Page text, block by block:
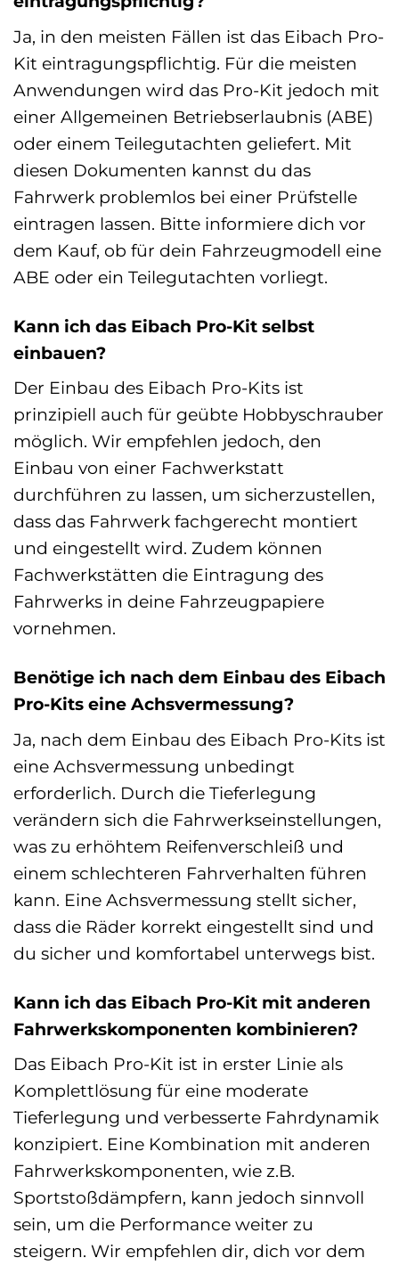
Ja, in den meisten Fällen ist das Eibach Pro-
Kit eintragungspflichtig. Für die meisten
Anwendungen wird das Pro-Kit jedoch mit
einer Allgemeinen Betriebserlaubnis (ABE)
oder einem Teilegutachten geliefert. Mit
diesen Dokumenten kannst du das
Fahrwerk problemlos bei einer Prüfstelle
eintragen lassen. Bitte informiere dich vor
dem Kauf, ob für dein Fahrzeugmodell eine
ABE oder ein Teilegutachten vorliegt.
Kann ich das Eibach Pro-Kit selbst
einbauen?
Der Einbau des Eibach Pro-Kits ist
prinzipiell auch für geübte Hobbyschrauber
möglich. Wir empfehlen jedoch, den
Einbau von einer Fachwerkstatt
durchführen zu lassen, um sicherzustellen,
dass das Fahrwerk fachgerecht montiert
und eingestellt wird. Zudem können
Fachwerkstätten die Eintragung des
Fahrwerks in deine Fahrzeugpapiere
vornehmen.
Benötige ich nach dem Einbau des Eibach
Pro-Kits eine Achsvermessung?
Ja, nach dem Einbau des Eibach Pro-Kits ist
eine Achsvermessung unbedingt
erforderlich. Durch die Tieferlegung
verändern sich die Fahrwerkseinstellungen,
was zu erhöhtem Reifenverschleiß und
einem schlechteren Fahrverhalten führen
kann. Eine Achsvermessung stellt sicher,
dass die Räder korrekt eingestellt sind und
du sicher und komfortabel unterwegs bist.
Kann ich das Eibach Pro-Kit mit anderen
Fahrwerkskomponenten kombinieren?
Das Eibach Pro-Kit ist in erster Linie als
Komplettlösung für eine moderate
Tieferlegung und verbesserte Fahrdynamik
konzipiert. Eine Kombination mit anderen
Fahrwerkskomponenten, wie z.B.
Sportstoßdämpfern, kann jedoch sinnvoll
sein, um die Performance weiter zu
steigern. Wir empfehlen dir, dich vor dem